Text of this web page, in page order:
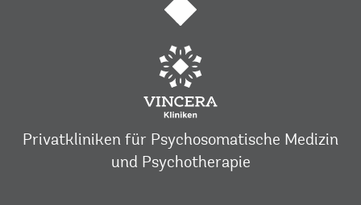
Privatkliniken für Psychosomatische Medizin
und Psychotherapie